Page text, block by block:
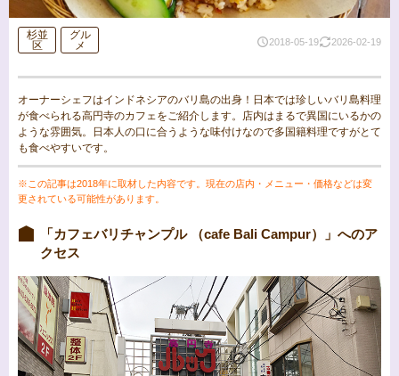
杉並
区
グル
メ
2018-05-19 2026-02-19
オーナーシェフはインドネシアのバリ島の出身！日本では珍しいバリ島料理
が食べられる高円寺のカフェをご紹介します。店内はまるで異国にいるかの
ような雰囲気。日本人の口に合うような味付けなので多国籍料理ですがとて
も食べやすいです。
※この記事は2018年に取材した内容です。現在の店内・メニュー・価格などは変
更されている可能性があります。
「カフェバリチャンプル （cafe Bali Campur）」へのア
クセス